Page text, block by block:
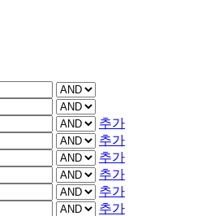
추가
추가
추가
추가
추가
추가